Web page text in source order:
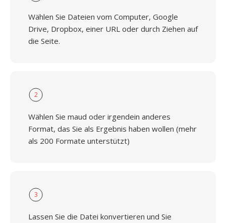
Wählen Sie Dateien vom Computer, Google
Drive, Dropbox, einer URL oder durch Ziehen auf
die Seite.
2
Wählen Sie maud oder irgendein anderes
Format, das Sie als Ergebnis haben wollen (mehr
als 200 Formate unterstützt)
3
Lassen Sie die Datei konvertieren und Sie